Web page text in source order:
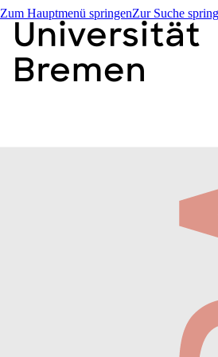
Zum Hauptmenü springenZur Suche